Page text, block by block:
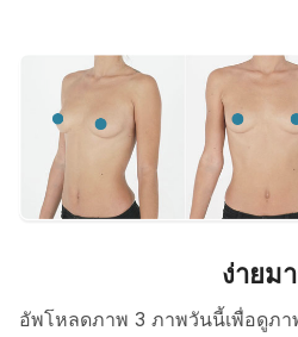
ง่ายม
อัพโหลดภาพ 3 ภาพวันนี้เพื่อดูภา